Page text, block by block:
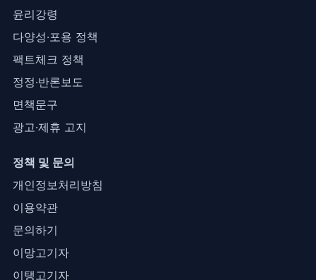
윤리강령
다양성·포용 정책
팩트체크 정책
정정·반론보도
면책문구
광고·제휴 고지
정책 및 문의
개인정보처리방침
이용약관
문의하기
이망고기자
이탱고기자